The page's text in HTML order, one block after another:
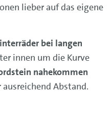
lieber auf das eigene
bei langen
innen um die Kurve
nahekommen
Abstand.